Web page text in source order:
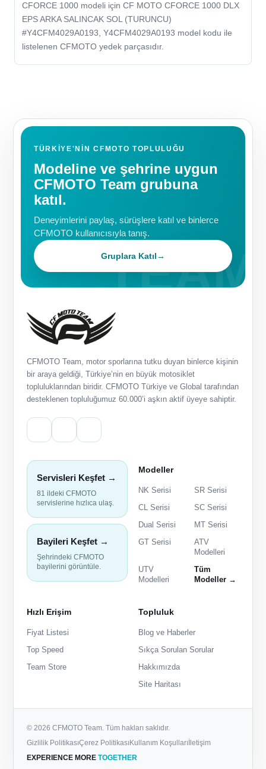
CFORCE 1000 modeli için CF MOTO CFORCE 1000 DLX
EPS ARKA SALINCAK SOL (TURUNCU)
#Y4CFM4029A0193, Y4CFM4029A0193 model kodu ile
listelenen CFMOTO yedek parçasıdır.
TÜRKIYE'NIN CFMOTO TOPLULUĞU
Modeline ve şehrine uygun
CFMOTO Team grubuna
katıl.
Deneyimlerini paylaş, sürüşlere katıl ve binlerce
CFMOTO kullanıcısıyla tanış.
Gruplara Katıl→
CFMOTO Team, motor sporlarına tutku duyan binlerce kişinin
bir araya geldiği, Türkiye’nin en büyük motosiklet
topluluklarından biridir. CFMOTO Türkiye ve Global tarafından
desteklenen topluluğumuz 60.000’i aşkın aktif üyeye sahiptir.
Servisleri Keşfet →
81 ildeki CFMOTO
servislerine hızlıca ulaş.
Bayileri Keşfet →
Şehrindeki CFMOTO
bayilerini görüntüle.
Modeller
NK Serisi
SR Serisi
CL Serisi
SC Serisi
Dual Serisi
MT Serisi
GT Serisi
ATV
Modelleri
UTV
Modelleri
Tüm
Modeller →
Hızlı Erişim
Fiyat Listesi
Top Speed
Team Store
Topluluk
Blog ve Haberler
Sıkça Sorulan Sorular
Hakkımızda
Site Haritası
© 2026 CFMOTO Team. Tüm hakları saklıdır.
Gizlilik PolitikasıÇerez PolitikasıKullanım Koşulları İletişim
EXPERIENCE MORE TOGETHER